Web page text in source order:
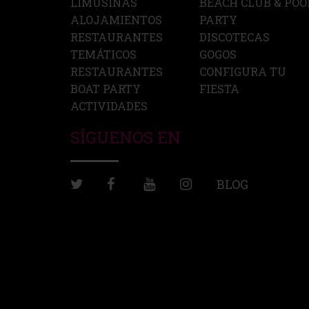
ALOJAMIENTOS
RESTAURANTES
TEMÁTICOS
RESTAURANTES
BOAT PARTY
ACTIVIDADES
PARTY
DISCOTECAS
GOGOS
CONFIGURA TU
FIESTA
SÍGUENOS EN
BLOG